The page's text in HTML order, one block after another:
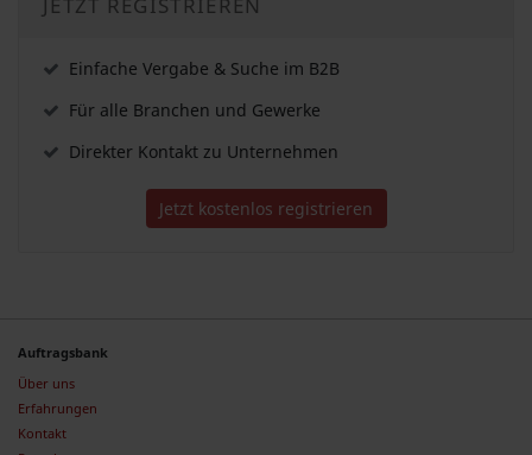
Einfache Vergabe & Suche im B2B
Für alle Branchen und Gewerke
Direkter Kontakt zu Unternehmen
Jetzt kostenlos registrieren
Auftragsbank
Über uns
Erfahrungen
Kontakt